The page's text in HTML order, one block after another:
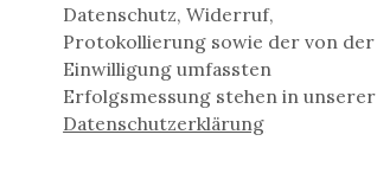
Datenschutz, Widerruf,
Protokollierung sowie der von der
Einwilligung umfassten
Erfolgsmessung stehen in unserer
Datenschutz­erklärung